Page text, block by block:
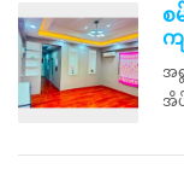
စ
က
အ
အိပ်